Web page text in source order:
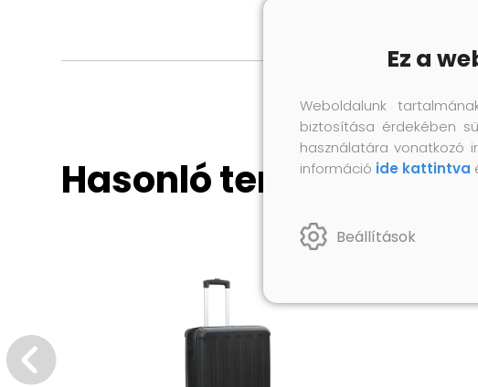
Hasonló termékek
Ez a
Weboldalunk
biztosítása érdekében
használatára vonatkozó
információ ide kattintva
Beállítások